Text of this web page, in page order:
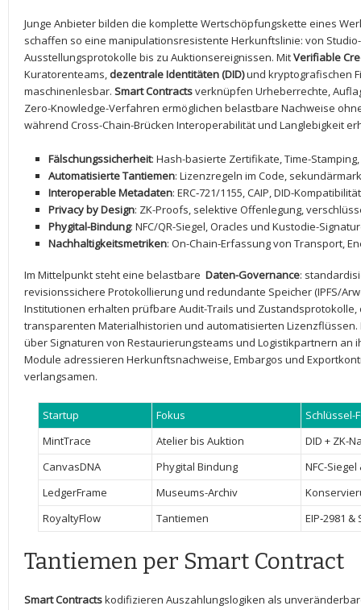
Junge Anbieter bilden ⁤die komplette Wertschöpfungskette⁣ eines
schaffen ‍so‌ eine‍ manipulationsresistente ‌Herkunftslinie: von
Ausstellungsprotokolle bis‌ zu Auktionsereignissen. MitVerifiable
Kuratorenteams,⁢ dezentrale Identitäten‍ (DID)und ​kryptografischen
maschinenlesbar. Smart ⁤Contractsverknüpfen Urheberrechte,
Zero-Knowledge-Verfahren⁢ ermöglichen ‍belastbare Nachweise
⁣während⁣ Cross-Chain-Brücken Interoperabilität und Langlebigkeit
Fälschungssicherheit: ‍Hash-basierte Zertifikate, ⁤Time-
Automatisierte Tantiemen: Lizenzregeln im Code,
Interoperable ⁣Metadaten:‌ ERC‑721/1155, ​CAIP, DID-
Privacy by​ Design:‌ ZK-Proofs, selektive⁣ Offenlegung,
Phygital-Bindung: NFC/QR-Siegel,‍ Oracles und Kustodie-
Nachhaltigkeitsmetriken: ⁣On-Chain-Erfassung von ⁢Transport,
Im ‍Mittelpunkt steht eine ‌belastbare ‍ Daten-Governance:
revisionssichere⁢ Protokollierung und⁢ redundante Speicher​ (IPFS/
⁢Institutionen erhalten ‍prüfbare ⁤Audit-Trails⁣ und
transparenten‌ Materialhistorien und automatisierten
über Signaturen von Restaurierungsteams ‍und Logistikpartnern⁣ an
Module ‍adressieren ⁣Herkunftsnachweise, Embargos ⁣und
‌verlangsamen.
Startup Fokus
Schlüssel-
MintTrace
Atelier bis Auktion
DID + ZK-
CanvasDNA
Phygital Bindung
NFC-
LedgerFrame
Museums-Archiv
RoyaltyFlow
Tantiemen EIP‑2981
Tantiemen‍ per Smart Contract
Smart Contracts⁤kodifizieren⁤ Auszahlungslogiken‌ als